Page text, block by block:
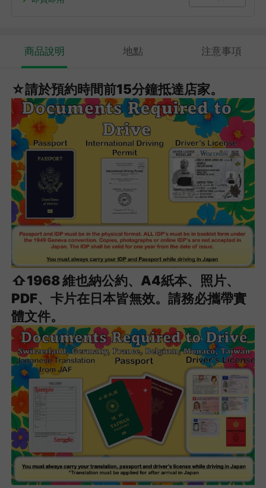
商品說明 地點 注意事項
☆請於預約時間前15分鐘抵達店家。
⇧1968 維也納公約、A4紙本、照片、
PDF、卡片在日本皆無效。請務必攜帶實
體文件。